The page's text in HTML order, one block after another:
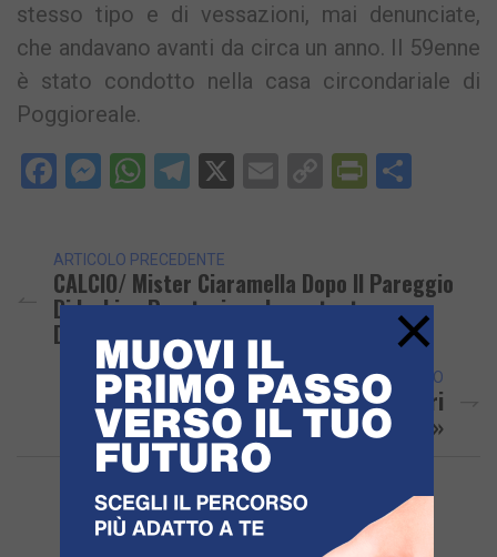
stesso tipo e di vessazioni, mai denunciate,
che andavano avanti da circa un anno. Il 59enne
è stato condotto nella casa circondariale di
Poggioreale.
Facebook
Messenger
WhatsApp
Telegram
X EmailCopy
ARTICOLO PRECEDENTE
CALCIO/ Mister Ciaramella Dopo Il Pareggio
Di Ischia «Prestazione Importante,
Dobbiamo Migliorare»
ARTICOLO SUCCESSIVO
Pierluigi, Sindaco E Questore Dai Genitori
«Lutto Cittadino A Giugliano»
×